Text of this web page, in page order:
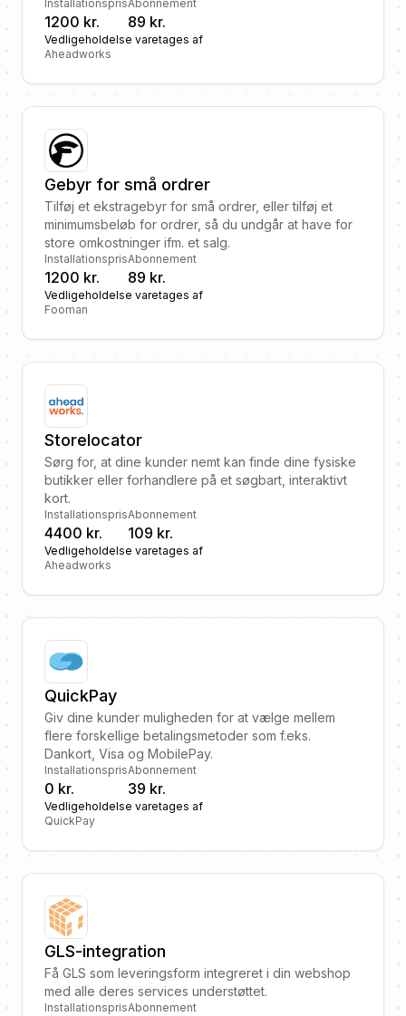
Installationspris
1200 kr.
Abonnement
89 kr.
Vedligeholdelse varetages af
Aheadworks
Gebyr for små ordrer
Tilføj et ekstragebyr for små ordrer, eller tilføj et
minimumsbeløb for ordrer, så du undgår at have for
store omkostninger ifm. et salg.
Installationspris
1200 kr.
Abonnement
89 kr.
Vedligeholdelse varetages af
Fooman
Storelocator
Sørg for, at dine kunder nemt kan finde dine fysiske
butikker eller forhandlere på et søgbart, interaktivt
kort.
Installationspris
4400 kr.
Abonnement
109 kr.
Vedligeholdelse varetages af
Aheadworks
QuickPay
Giv dine kunder muligheden for at vælge mellem
flere forskellige betalingsmetoder som f.eks.
Dankort, Visa og MobilePay.
Installationspris
0 kr.
Abonnement
39 kr.
Vedligeholdelse varetages af
QuickPay
GLS-integration
Få GLS som leveringsform integreret i din webshop
med alle deres services understøttet.
InstallationsprisAbonnement